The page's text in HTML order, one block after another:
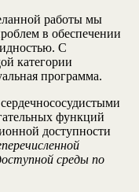
работы мы
в обеспечении
С
категории
программа.
функций
доступности
среды по